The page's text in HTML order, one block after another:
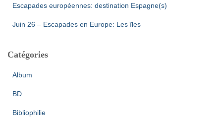
Escapades européennes: destination Espagne(s)
Juin 26 – Escapades en Europe: Les îles
Catégories
Album
BD
Bibliophilie